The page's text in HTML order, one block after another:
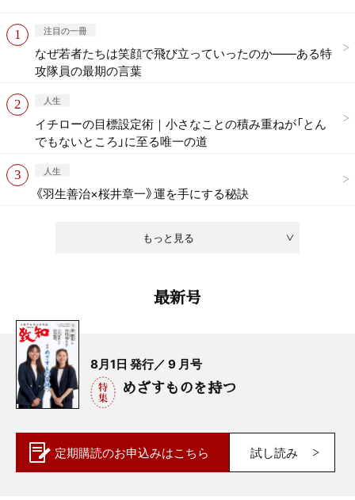
もっと見る
注目の一冊
なぜ若者たちは笑顔で飛び立っていったのか——ある特
攻隊員の最期の言葉
人生
イチローの目標設定術｜小さなことの積み重ねが「とん
でもないところ」に至る唯一の道
人生
《羽生善治×桜井章一》運を手にする秘訣
最新号
8月1日 発行／ 9 月号
めざすものを持つ
定期購読のお申込みはこちら 試し読み